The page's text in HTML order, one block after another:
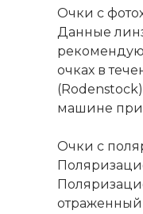
Очки с
Данные
очках в
машине
Очки с
отраженный